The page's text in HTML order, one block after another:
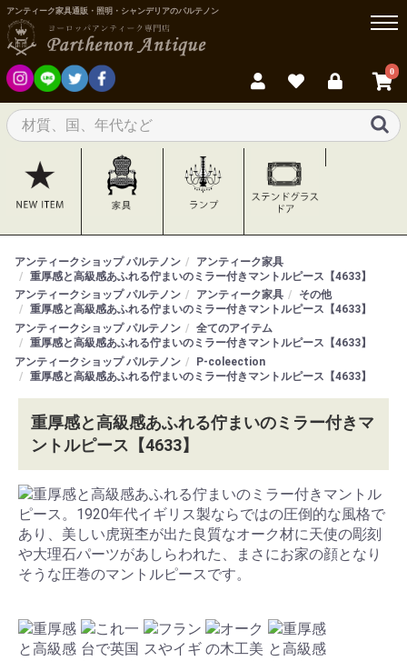
アンティーク家具通販・照明・シャンデリアのパルテノン
0
アンティークショップ パルテノン
アンティーク家具
重厚感と高級感あふれる佇まいのミラー付きマントルピース【4633】
アンティークショップ パルテノン
アンティーク家具
その他
重厚感と高級感あふれる佇まいのミラー付きマントルピース【4633】
アンティークショップ パルテノン
全てのアイテム
重厚感と高級感あふれる佇まいのミラー付きマントルピース【4633】
アンティークショップ パルテノン
P-coleection
重厚感と高級感あふれる佇まいのミラー付きマントルピース【4633】
重厚感と高級感あふれる佇まいのミラー付きマ
ントルピース【4633】